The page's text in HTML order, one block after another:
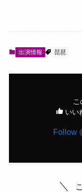
出演情報 琵琶
こ
いい
Follow